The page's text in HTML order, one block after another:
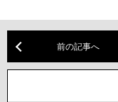
前の記事へ